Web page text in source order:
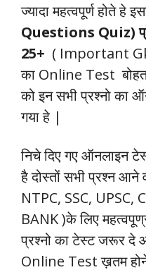
ज्यादा महत्वपूर्ण होते हे
Questions Quiz)
25+ ( Important
का Online Test बोहत
को इन सभी प्रश्नो का
गया हे |
निचे दिए गए ऑनलाइन
है दोस्तों सभी प्रश्न आने
NTPC, SSC, UPSC,
BANK )के लिए
प्रश्नो का टेस्ट जरूर दे
Online Test ख़तम होने